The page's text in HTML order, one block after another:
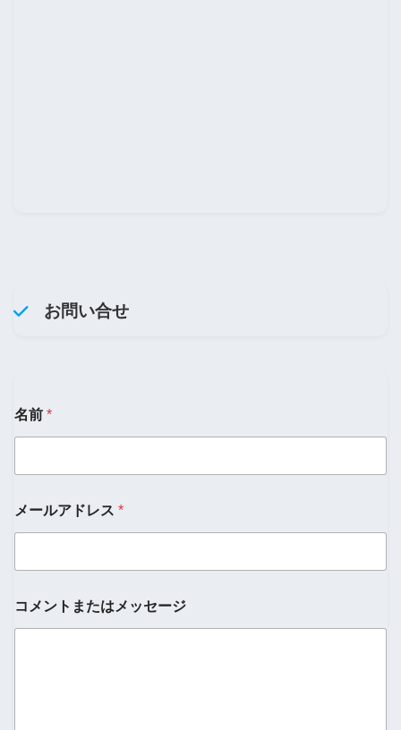
お問い合せ
名前 *
メールアドレス *
前
*
コメントまたはメッセージ